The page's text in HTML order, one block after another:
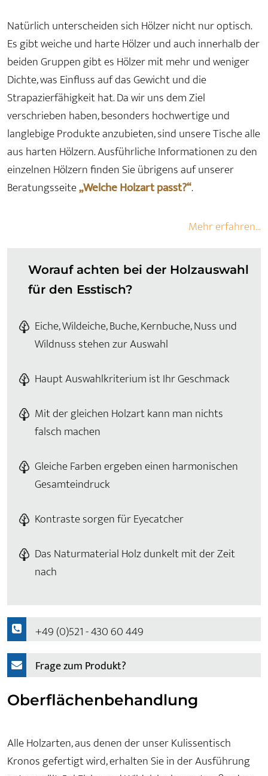
Natürlich unterscheiden sich Hölzer nicht nur optisch.
Es gibt weiche und harte Hölzer und auch innerhalb der
beiden Gruppen gibt es Hölzer mit mehr und weniger
Dichte, was Einfluss auf das Gewicht und die
Strapazierfähigkeit hat. Da wir uns dem Ziel
verschrieben haben, besonders hochwertige und
langlebige Produkte anzubieten, sind unsere Tische alle
aus harten Hölzern. Ausführliche Informationen zu den
einzelnen Hölzern finden Sie übrigens auf unserer
Beratungsseite„Welche Holzart passt?“.
Mehr erfahren...
Worauf achten bei der Holzauswahl
für den Esstisch?
Eiche, Wildeiche, Buche, Kernbuche, Nuss und
Wildnuss stehen zur Auswahl
Haupt Auswahlkriterium ist Ihr Geschmack
Mit der gleichen Holzart kann man nichts
falsch machen
Gleiche Farben ergeben einen harmonischen
Gesamteindruck
Kontraste sorgen für Eyecatcher
Das Naturmaterial Holz dunkelt mit der Zeit
nach
+49 (0)521 - 430 60 449
Frage zum Produkt?
Oberflächenbehandlung
Alle Holzarten, aus denen der unser Kulissentisch
Kronos gefertigt wird, erhalten Sie in der Ausführung